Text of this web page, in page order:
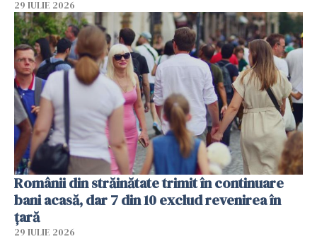
29 IULIE 2026
Românii din străinătate trimit în continuare
bani acasă, dar 7 din 10 exclud revenirea în
țară
29 IULIE 2026